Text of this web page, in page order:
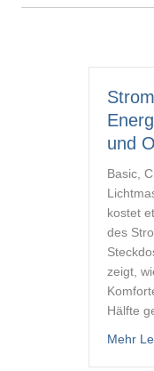
und
Basic,
kostet
des
zeigt,
Hälfte
Mehr